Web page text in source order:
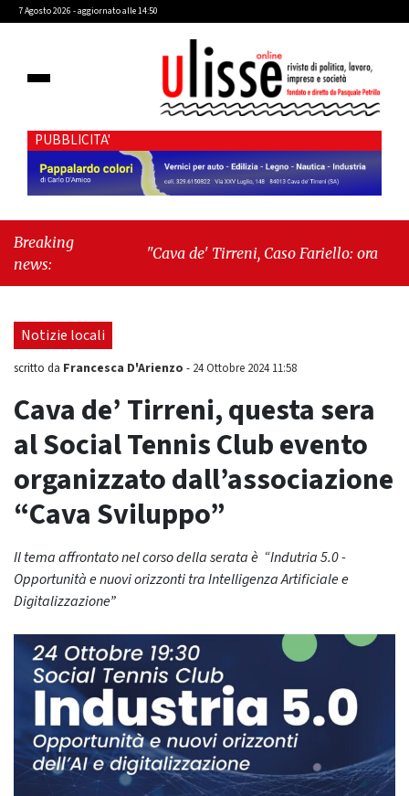
7 Agosto 2026 - aggiornato alle 14:50
PUBBLICITA'
Breaking
news:
"Cava de' Tirreni, Caso Fariello: ora torniamo
Notizie locali
scritto da Francesca D'Arienzo - 24 Ottobre 2024 11:58
Cava de’ Tirreni, questa sera
al Social Tennis Club evento
organizzato dall’associazione
“Cava Sviluppo”
Il tema affrontato nel corso della serata è “Indutria 5.0 -
Opportunità e nuovi orizzonti tra Intelligenza Artificiale e
Digitalizzazione”